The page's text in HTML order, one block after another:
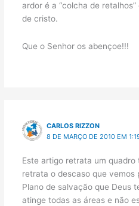
ardor é a “colcha de
de cristo.
Que o Senhor os abençoe!!!
CARLOS RIZZON
8 DE MARÇO DE 2010 EM
Este artigo retrata um
retrata o descaso que vemos
Plano de salvação que Deus
atinge todas as áreas e não